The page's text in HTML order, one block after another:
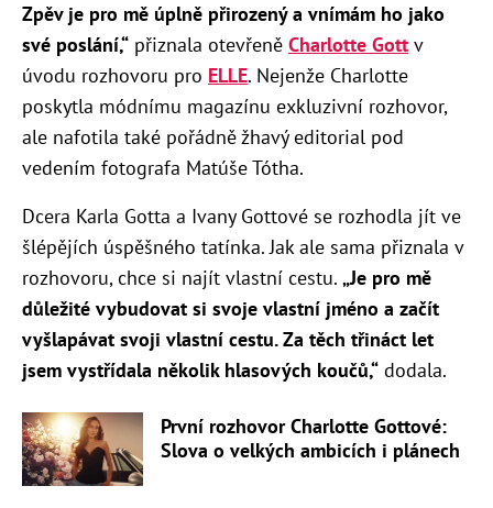
Zpěv je pro mě úplně přirozený a vnímám ho jako
své poslání,“ přiznala otevřeně Charlotte Gott v
úvodu rozhovoru pro ELLE. Nejenže Charlotte
poskytla módnímu magazínu exkluzivní rozhovor,
ale nafotila také pořádně žhavý editorial pod
vedením fotografa Matúše Tótha.
Dcera Karla Gotta a Ivany Gottové se rozhodla jít ve
šlépějích úspěšného tatínka. Jak ale sama přiznala v
rozhovoru, chce si najít vlastní cestu. „Je pro mě
důležité vybudovat si svoje vlastní jméno a začít
vyšlapávat svoji vlastní cestu. Za těch třináct let
jsem vystřídala několik hlasových koučů,“ dodala.
První rozhovor Charlotte Gottové:
Slova o velkých ambicích i plánech